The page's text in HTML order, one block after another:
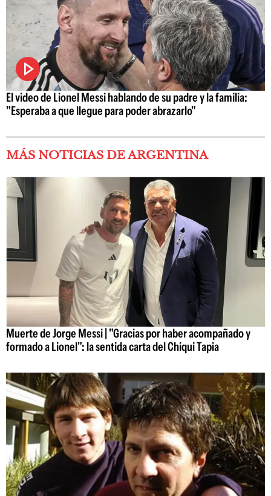
El video de Lionel Messi hablando de su padre y la familia:
"Esperaba a que llegue para poder abrazarlo"
MÁS NOTICIAS DE ARGENTINA
Muerte de Jorge Messi | "Gracias por haber acompañado y
formado a Lionel": la sentida carta del Chiqui Tapia